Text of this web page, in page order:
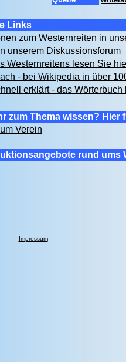
Links
zum Westernreiten in
unserem Diskussionsforum
Westernreitens lesen Sie
- bei Wikipedia in über
erklärt - das Wörterbuch
zum Thema wissen? Hier
Verein
rund ums
Impressum